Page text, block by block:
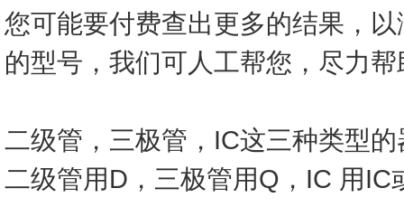
您可能要付费查出更多的结果，
的型号，我们可人工帮您，尽力
二级管，三极管，IC这三种类型
二级管用D，三极管用Q，IC 用IC